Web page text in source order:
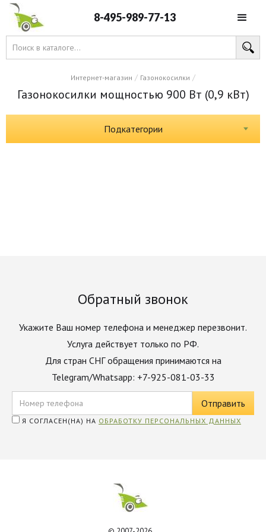
8-495-989-77-13
Интернет-магазин / Газонокосилки /
Газонокосилки мощностью 900 Вт (0,9 кВт)
Подкатегории
Обратный звонок
Укажите Ваш номер телефона и менеджер перезвонит.
Услуга действует только по РФ.
Для стран СНГ обращения принимаются на
Telegram/Whatsapp: +7-925-081-03-33
Я СОГЛАСЕН(НА) НА ОБРАБОТКУ ПЕРСОНАЛЬНЫХ ДАННЫХ